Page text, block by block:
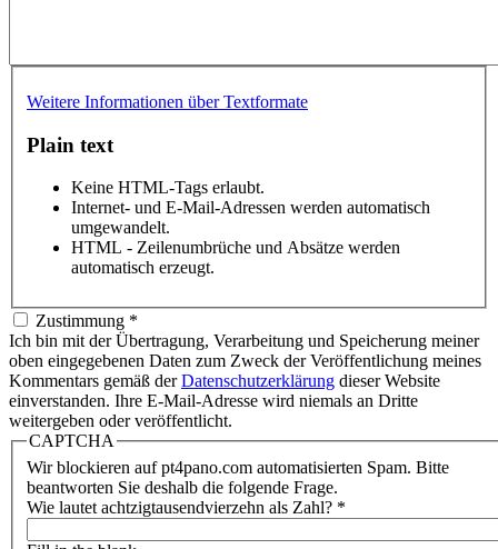
Weitere Informationen über Textformate
Plain text
Keine HTML-Tags erlaubt.
Internet- und E-Mail-Adressen werden automatisch
umgewandelt.
HTML - Zeilenumbrüche und Absätze werden
automatisch erzeugt.
Zustimmung *
Ich bin mit der Übertragung, Verarbeitung und Speicherung meiner
oben eingegebenen Daten zum Zweck der Veröffentlichung meines
Kommentars gemäß derDatenschutzerklärung dieser Website
einverstanden. Ihre E-Mail-Adresse wird niemals an Dritte
weitergeben oder veröffentlicht.
CAPTCHA
Wir blockieren auf pt4pano.com automatisierten Spam. Bitte
beantworten Sie deshalb die folgende Frage.
Wie lautet achtzigtausendvierzehn als Zahl? *